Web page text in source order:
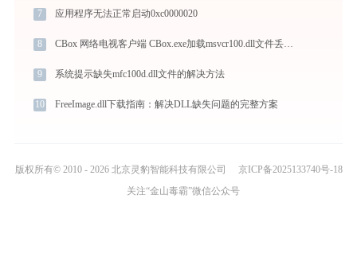
7 应用程序无法正常启动0xc0000020
8 CBox 网络电视客户端 CBox.exe加载msvcr100.dll文件丢失处理办法
9 系统提示缺失mfc100d.dll文件的解决方法
10 FreeImage.dll下载指南：解决DLL缺失问题的完整方案
版权所有© 2010 - 2026 北京灵豹智能科技有限公司
京ICP备2025133740号-18
关注“金山毒霸”微信公众号